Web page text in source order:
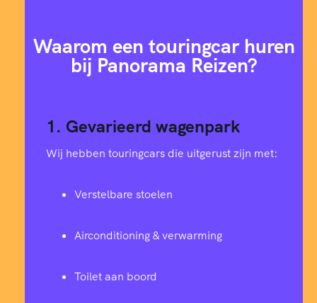
Waarom een touringcar huren
bij Panorama Reizen?
1. Gevarieerd wagenpark
Wij hebben touringcars die uitgerust zijn met:
Verstelbare stoelen
Airconditioning & verwarming
Toilet aan boord